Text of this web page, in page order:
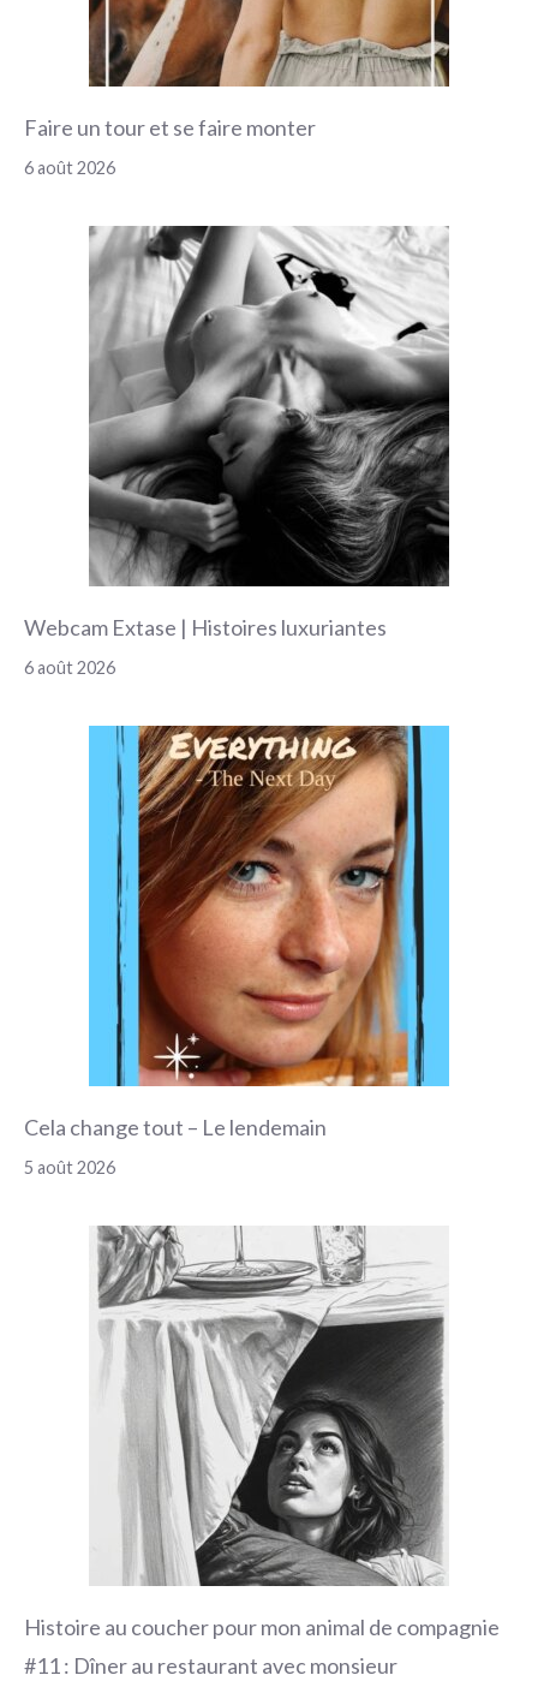
Faire un tour et se faire monter
6 août 2026
Webcam Extase | Histoires luxuriantes
6 août 2026
Cela change tout – Le lendemain
5 août 2026
Histoire au coucher pour mon animal de compagnie
#11 : Dîner au restaurant avec monsieur